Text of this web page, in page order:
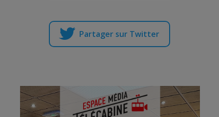
Partager sur Twitter